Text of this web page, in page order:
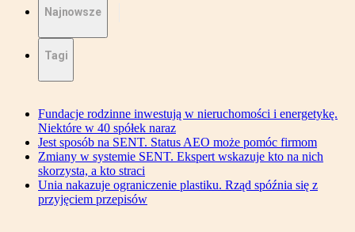
Najnowsze
Tagi
Fundacje rodzinne inwestują w nieruchomości i energetykę.
Niektóre w 40 spółek naraz
Jest sposób na SENT. Status AEO może pomóc firmom
Zmiany w systemie SENT. Ekspert wskazuje kto na nich
skorzysta, a kto straci
Unia nakazuje ograniczenie plastiku. Rząd spóźnia się z
przyjęciem przepisów